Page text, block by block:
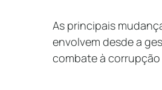
As principais
envolvem desde a
combate à